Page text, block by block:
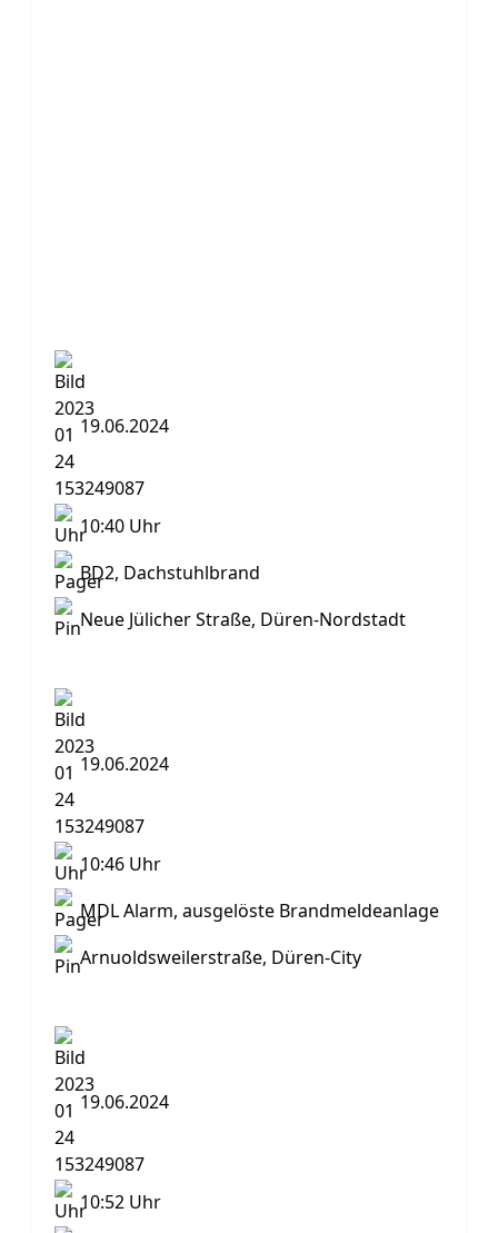
19.06.2024
10:40 Uhr
BD2, Dachstuhlbrand
Neue Jülicher Straße, Düren-Nordstadt
19.06.2024
10:46 Uhr
MDL Alarm, ausgelöste Brandmeldeanlage
Arnuoldsweilerstraße, Düren-City
19.06.2024
10:52 Uhr